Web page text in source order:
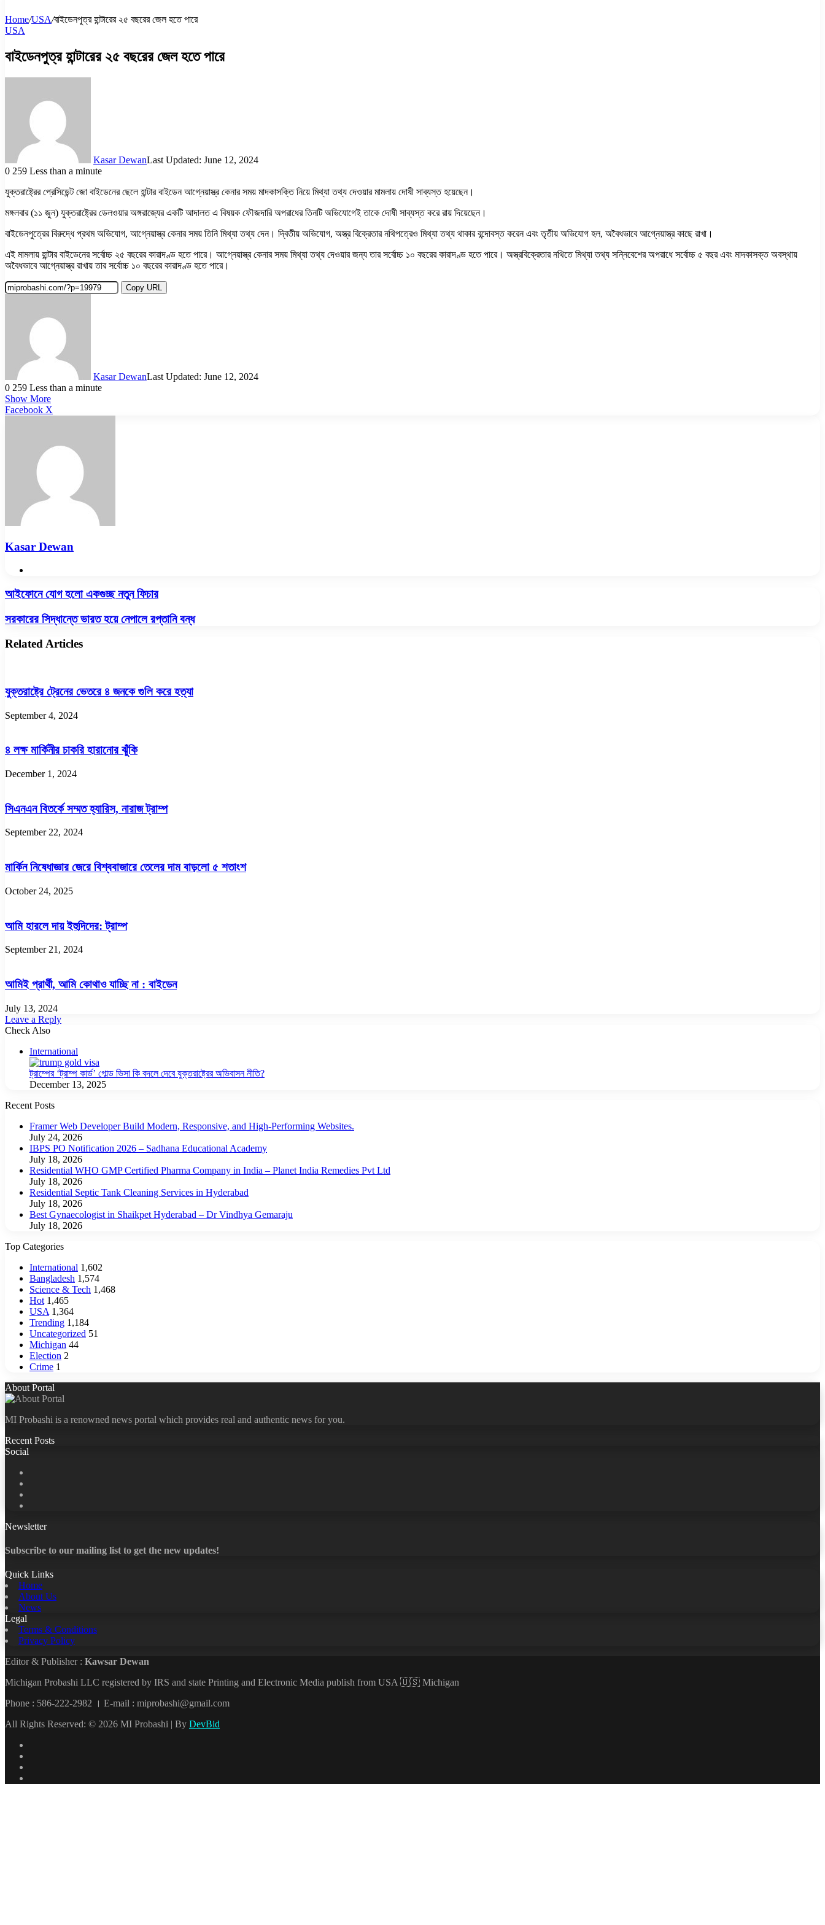
Home/USA/বাইডেনপুত্র হান্টারের ২৫ বছরের জেল হতে পারে
USA
বাইডেনপুত্র হান্টারের ২৫ বছরের জেল হতে পারে
Kasar DewanLast Updated: June 12, 2024
0 259 Less than a minute
যুক্তরাষ্ট্রের প্রেসিডেন্ট জো বাইডেনের ছেলে হান্টার বাইডেন আগ্নেয়াস্ত্র কেনার সময় মাদকাসক্তি নিয়ে মিথ্যা তথ্য দেওয়ার মামলায় দোষী সাব্যস্ত হয়েছেন।
মঙ্গলবার (১১ জুন) যুক্তরাষ্ট্রের ডেলওয়ার অঙ্গরাজ্যের একটি আদালত এ বিষয়ক ফৌজদারি অপরাধের তিনটি অভিযোগেই তাকে দোষী সাব্যস্ত করে রায় দিয়েছেন।
বাইডেনপুত্রের বিরুদ্ধে প্রথম অভিযোগ, আগ্নেয়াস্ত্র কেনার সময় তিনি মিথ্যা তথ্য দেন। দ্বিতীয় অভিযোগ, অস্ত্র বিক্রেতার নথিপত্রেও মিথ্যা তথ্য থাকার বন্দোবস্ত করেন এবং তৃতীয় অভিযোগ হল, অবৈধভাবে আগ্নেয়াস্ত্র কাছে রাখা।
এই মামলায় হান্টার বাইডেনের সর্বোচ্চ ২৫ বছরের কারাদণ্ড হতে পারে। আগ্নেয়াস্ত্র কেনার সময় মিথ্যা তথ্য দেওয়ার জন্য তার সর্বোচ্চ ১০ বছরের কারাদণ্ড হতে পারে। অস্ত্রবিক্রেতার নথিতে মিথ্যা তথ্য সন্নিবেশের অপরাধে সর্বোচ্চ ৫ বছর এবং মাদকাসক্ত অবস্থায়
অবৈধভাবে আগ্নেয়াস্ত্র রাখায় তার সর্বোচ্চ ১০ বছরের কারাদণ্ড হতে পারে।
Copy URL
Kasar DewanLast Updated: June 12, 2024
0 259 Less than a minute
Show More
Facebook X
Kasar Dewan
আইফোনে
হলো
একগুচ্ছ
ফিচার
আইফোনে যোগ হলো একগুচ্ছ নতুন ফিচার
সরকারের
ভারত
হয়ে
সরকারের সিদ্ধান্তে ভারত হয়ে নেপালে রপ্তানি বন্ধ
Related Articles
যুক্তরাষ্ট্রে ট্রেনের ভেতরে ৪ জনকে গুলি করে হত্যা
September 4, 2024
৪ লক্ষ মার্কিনীর চাকরি হারানোর ঝুঁকি
December 1, 2024
সিএনএন বিতর্কে সম্মত হ্যারিস, নারাজ ট্রাম্প
September 22, 2024
মার্কিন নিষেধাজ্ঞার জেরে বিশ্ববাজারে তেলের দাম বাড়লো ৫ শতাংশ
October 24, 2025
আমি হারলে দায় ইহুদিদের: ট্রাম্প
September 21, 2024
আমিই প্রার্থী, আমি কোথাও যাচ্ছি না : বাইডেন
July 13, 2024
Leave a Reply
Check Also
International
ট্রাম্পের ‘ট্রাম্প কার্ড’ গোল্ড ভিসা কি বদলে দেবে যুক্তরাষ্ট্রের অভিবাসন নীতি?
December 13, 2025
Recent Posts
Framer Web Developer Build Modern, Responsive, and High-Performing Websites.
July 24, 2026
IBPS PO Notification 2026 – Sadhana Educational Academy
July 18, 2026
Residential WHO GMP Certified Pharma Company in India – Planet India Remedies Pvt Ltd
July 18, 2026
Residential Septic Tank Cleaning Services in Hyderabad
July 18, 2026
Best Gynaecologist in Shaikpet Hyderabad – Dr Vindhya Gemaraju
July 18, 2026
Top Categories
International 1,602
Bangladesh 1,574
Science & Tech 1,468
Hot 1,465
USA 1,364
Trending 1,184
Uncategorized 51
Michigan 44
Election 2
Crime 1
About Portal
MI Probashi is a renowned news portal which provides real and authentic news for you.
Recent Posts
Social
Newsletter
Subscribe to our mailing list to get the new updates!
Quick Links
Home
About Us
News
Legal
Terms & Conditions
Privacy Policy
Editor & Publisher : Kawsar Dewan
Michigan Probashi LLC registered by IRS and state Printing and Electronic Media publish from USA 🇺🇸 Michigan
Phone : 586-222-2982 । E-mail : miprobashi@gmail.com
All Rights Reserved: © 2026 MI Probashi | By DevBid